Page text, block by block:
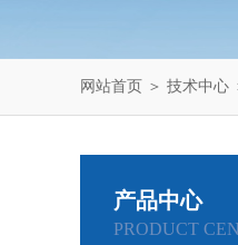
网站首页 ＞ 技术中心
产品中心
PRODUCT